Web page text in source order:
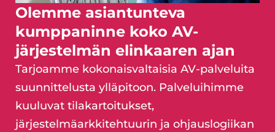
Olemme asiantunteva
kumppaninne koko AV-
järjestelmän elinkaaren ajan
Tarjoamme kokonaisvaltaisia AV-palveluita
suunnittelusta ylläpitoon. Palveluihimme
kuuluvat tilakartoitukset,
järjestelmäarkkitehtuurin ja ohjauslogiikan